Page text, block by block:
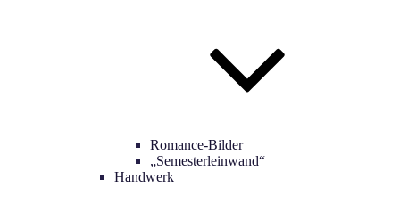
Romance-Bilder
„Semesterleinwand“
Handwerk